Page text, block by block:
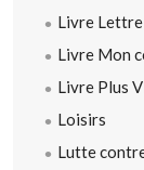
Livre
Livre Mon
Livre Plus
Loisirs
Lutte contre